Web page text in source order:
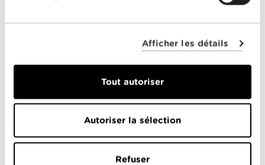
Afficher les détails
Tout autoriser
Autoriser la sélection
Refuser
sortie
2017
par
Stevens,Emma
Watson,Ewan
Kevin Kline,Luke Evans